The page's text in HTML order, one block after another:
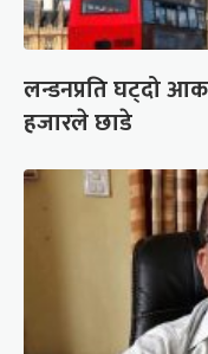
लन्डनप्रति घट्दो
हजारले छाडे